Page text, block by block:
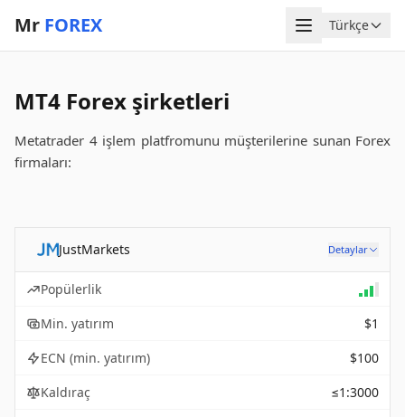
Mr FOREX Menü
Dil
Türkçe
MT4 Forex şirketleri
Metatrader 4 işlem platfromunu müşterilerine sunan Forex
firmaları:
JustMarkets Detaylar
Popülerlik
Min. yatırım
$1
ECN (min. yatırım)
$100
Kaldıraç
≤1:3000